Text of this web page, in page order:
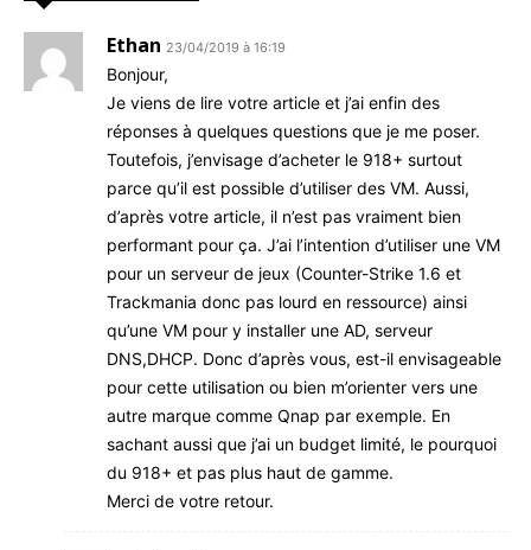
Ethan 23/04/2019 à 16:19
Bonjour,
Je viens de lire votre article et j’ai enfin des
réponses à quelques questions que je me poser.
Toutefois, j’envisage d’acheter le 918+ surtout
parce qu’il est possible d’utiliser des VM. Aussi,
d’après votre article, il n’est pas vraiment bien
performant pour ça. J’ai l’intention d’utiliser une VM
pour un serveur de jeux (Counter-Strike 1.6 et
Trackmania donc pas lourd en ressource) ainsi
qu’une VM pour y installer une AD, serveur
DNS,DHCP. Donc d’après vous, est-il envisageable
pour cette utilisation ou bien m’orienter vers une
autre marque comme Qnap par exemple. En
sachant aussi que j’ai un budget limité, le pourquoi
du 918+ et pas plus haut de gamme.
Merci de votre retour.